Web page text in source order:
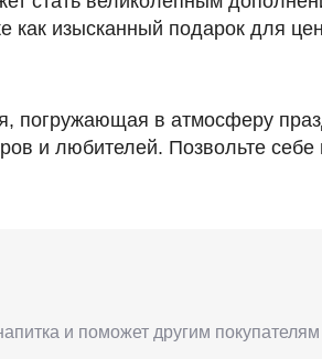
изысканный подарок для
погружающая в атмосферу
и любителей. Позвольте себе
и поможет другим